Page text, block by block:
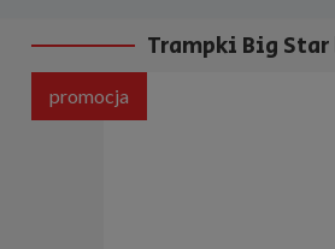
Trampki Big Star
promocja